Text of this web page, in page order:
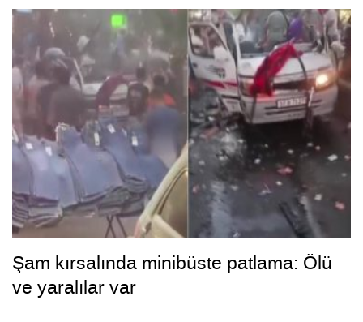
Şam kırsalında minibüste patlama: Ölü
ve yaralılar var